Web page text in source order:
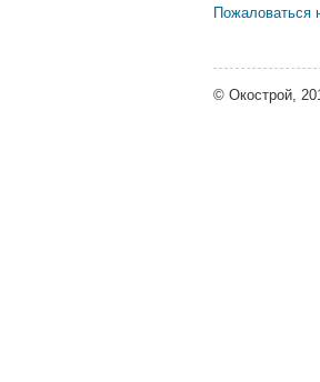
Пожаловаться
© Окострой,